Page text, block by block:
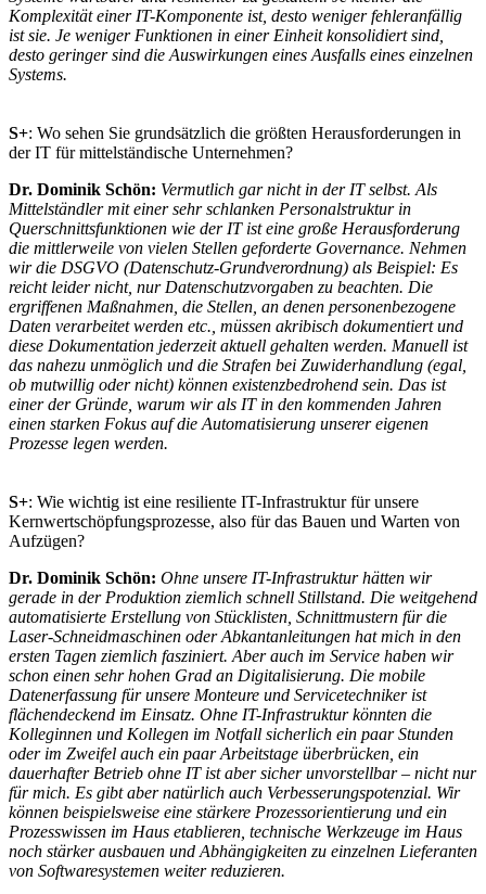
Komplexität einer IT-Komponente ist, desto weniger fehleranfällig
ist sie. Je weniger Funktionen in einer Einheit konsolidiert sind,
desto geringer sind die Auswirkungen eines Ausfalls eines einzelnen
Systems.
S+: Wo sehen Sie grundsätzlich die größten Herausforderungen in
der IT für mittelständische Unternehmen?
Dr. Dominik Schön: Vermutlich gar nicht in der IT selbst. Als
Mittelständler mit einer sehr schlanken Personalstruktur in
Querschnittsfunktionen wie der IT ist eine große Herausforderung
die mittlerweile von vielen Stellen geforderte Governance. Nehmen
wir die DSGVO (Datenschutz-Grundverordnung) als Beispiel: Es
reicht leider nicht, nur Datenschutzvorgaben zu beachten. Die
ergriffenen Maßnahmen, die Stellen, an denen personenbezogene
Daten verarbeitet werden etc., müssen akribisch dokumentiert und
diese Dokumentation jederzeit aktuell gehalten werden. Manuell ist
das nahezu unmöglich und die Strafen bei Zuwiderhandlung (egal,
ob mutwillig oder nicht) können existenzbedrohend sein. Das ist
einer der Gründe, warum wir als IT in den kommenden Jahren
einen starken Fokus auf die Automatisierung unserer eigenen
Prozesse legen werden.
S+: Wie wichtig ist eine resiliente IT-Infrastruktur für unsere
Kernwertschöpfungsprozesse, also für das Bauen und Warten von
Aufzügen?
Dr. Dominik Schön: Ohne unsere IT-Infrastruktur hätten wir
gerade in der Produktion ziemlich schnell Stillstand. Die weitgehend
automatisierte Erstellung von Stücklisten, Schnittmustern für die
Laser-Schneidmaschinen oder Abkantanleitungen hat mich in den
ersten Tagen ziemlich fasziniert. Aber auch im Service haben wir
schon einen sehr hohen Grad an Digitalisierung. Die mobile
Datenerfassung für unsere Monteure und Servicetechniker ist
flächendeckend im Einsatz. Ohne IT-Infrastruktur könnten die
Kolleginnen und Kollegen im Notfall sicherlich ein paar Stunden
oder im Zweifel auch ein paar Arbeitstage überbrücken, ein
dauerhafter Betrieb ohne IT ist aber sicher unvorstellbar – nicht nur
für mich. Es gibt aber natürlich auch Verbesserungspotenzial. Wir
können beispielsweise eine stärkere Prozessorientierung und ein
Prozesswissen im Haus etablieren, technische Werkzeuge im Haus
noch stärker ausbauen und Abhängigkeiten zu einzelnen Lieferanten
von Softwaresystemen weiter reduzieren.